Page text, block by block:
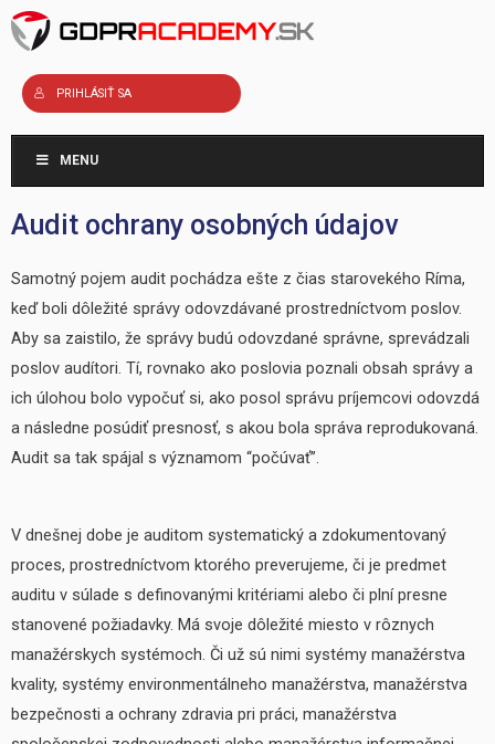
Preskočiť
na
obsah
PRIHLÁSIŤ SA
MENU
Audit ochrany osobných údajov
Samotný pojem audit pochádza ešte z čias starovekého Ríma,
keď boli dôležité správy odovzdávané prostredníctvom poslov.
Aby sa zaistilo, že správy budú odovzdané správne, sprevádzali
poslov audítori. Tí, rovnako ako poslovia poznali obsah správy a
ich úlohou bolo vypočuť si, ako posol správu príjemcovi odovzdá
a následne posúdiť presnosť, s akou bola správa reprodukovaná.
Audit sa tak spájal s významom “počúvať”.
V dnešnej dobe je auditom systematický a zdokumentovaný
proces, prostredníctvom ktorého preverujeme, či je predmet
auditu v súlade s definovanými kritériami alebo či plní presne
stanovené požiadavky. Má svoje dôležité miesto v rôznych
manažérskych systémoch. Či už sú nimi systémy manažérstva
kvality, systémy environmentálneho manažérstva, manažérstva
bezpečnosti a ochrany zdravia pri práci, manažérstva